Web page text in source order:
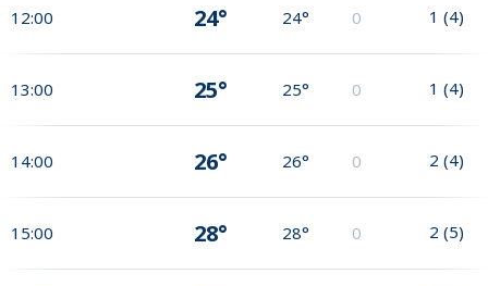
12:00 24° 24° 0 1 (4)
13:00 25° 25° 0 1 (4)
14:00 26° 26° 0 2 (4)
15:00 28° 28° 0 2 (5)